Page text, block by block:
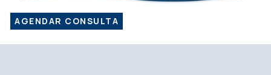
AGENDAR CONSULTA